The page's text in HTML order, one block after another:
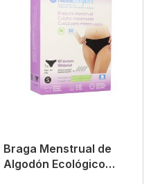
Braga Menstrual de
Algodón Ecológico